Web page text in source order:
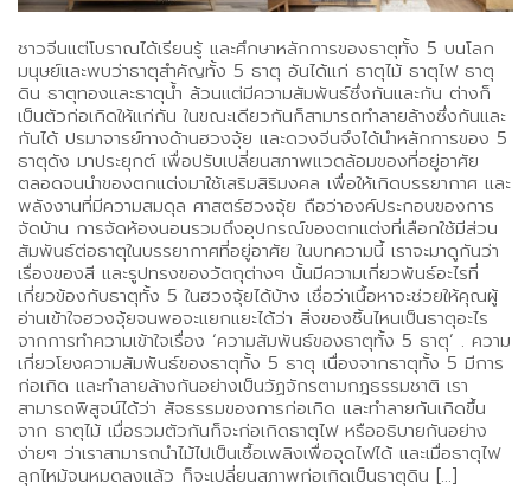
ชาวจีนแต่โบราณได้เรียนรู้ และศึกษาหลักการของธาตุทั้ง 5 บนโลก
มนุษย์และพบว่าธาตุสำคัญทั้ง 5 ธาตุ อันได้แก่ ธาตุไม้ ธาตุไฟ ธาตุ
ดิน ธาตุทองและธาตุน้ำ ล้วนแต่มีความสัมพันธ์ซึ่งกันและกัน ต่างก็
เป็นตัวก่อเกิดให้แก่กัน ในขณะเดียวกันก็สามารถทำลายล้างซึ่งกันและ
กันได้ ปรมาจารย์ทางด้านฮวงจุ้ย และดวงจีนจึงได้นำหลักการของ 5
ธาตุดัง มาประยุกต์ เพื่อปรับเปลี่ยนสภาพแวดล้อมของที่อยู่อาศัย
ตลอดจนนำของตกแต่งมาใช้เสริมสิริมงคล เพื่อให้เกิดบรรยากาศ และ
พลังงานที่มีความสมดุล ศาสตร์ฮวงจุ้ย ถือว่าองค์ประกอบของการ
จัดบ้าน การจัดห้องนอนรวมถึงอุปกรณ์ของตกแต่งที่เลือกใช้มีส่วน
สัมพันธ์ต่อธาตุในบรรยากาศที่อยู่อาศัย ในบทความนี้ เราจะมาดูกันว่า
เรื่องของสี และรูปทรงของวัตถุต่างๆ นั้นมีความเกี่ยวพันธ์อะไรที่
เกี่ยวข้องกับธาตุทั้ง 5 ในฮวงจุ้ยได้บ้าง เชื่อว่าเนื้อหาจะช่วยให้คุณผู้
อ่านเข้าใจฮวงจุ้ยจนพอจะแยกแยะได้ว่า สิ่งของชิ้นไหนเป็นธาตุอะไร
จากการทำความเข้าใจเรื่อง ‘ความสัมพันธ์ของธาตุทั้ง 5 ธาตุ’ . ความ
เกี่ยวโยงความสัมพันธ์ของธาตุทั้ง 5 ธาตุ เนื่องจากธาตุทั้ง 5 มีการ
ก่อเกิด และทำลายล้างกันอย่างเป็นวัฏจักรตามกฎธรรมชาติ เรา
สามารถพิสูจน์ได้ว่า สัจธรรมของการก่อเกิด และทำลายกันเกิดขึ้น
จาก ธาตุไม้ เมื่อรวมตัวกันก็จะก่อเกิดธาตุไฟ หรืออธิบายกันอย่าง
ง่ายๆ ว่าเราสามารถนำไม้ไปเป็นเชื้อเพลิงเพื่อจุดไฟได้ และเมื่อธาตุไฟ
ลุกไหม้จนหมดลงแล้ว ก็จะเปลี่ยนสภาพก่อเกิดเป็นธาตุดิน […]